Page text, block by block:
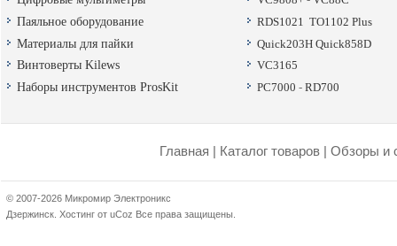
Паяльное оборудование
Материалы для пайки
Винтоверты Kilews
Наборы инструментов ProsKit
RDS1021 TO1102 Plus
Quick203H Quick858D
VC3165
PC7000 - RD700
Главная Каталог товаров Обзоры и
© 2007-2026 Микромир Электроникс
Дзержинск. Хостинг от uCoz Все права защищены.